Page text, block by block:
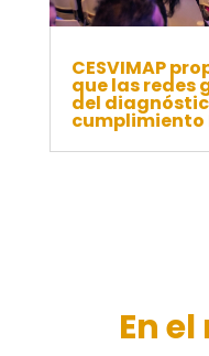
CESVIMAP
que las
del
cumplimiento
En